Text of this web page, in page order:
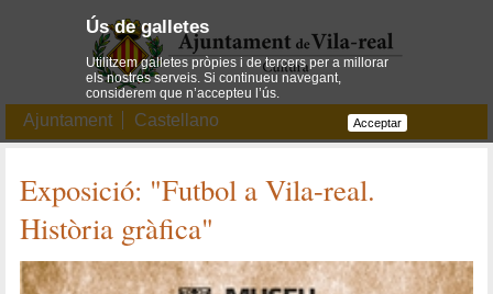
Ajuntament Castellano
Exposició: "Futbol a Vila-real.
Història gràfica"
Ús de galletes
Utilitzem galletes pròpies i de tercers per a millorar
els nostres serveis. Si continueu navegant,
considerem que n’accepteu l’ús.
Acceptar